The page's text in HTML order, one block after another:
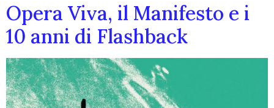
Opera Viva, il Manifesto e i
10 anni di Flashback